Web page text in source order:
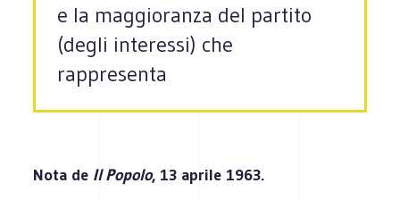
e la maggioranza del partito
(degli interessi) che
rappresenta
Nota de Il Popolo, 13 aprile 1963.